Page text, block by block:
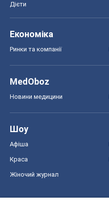
Дієти
Економіка
Ринки та компанії
MedOboz
Новини медицини
Шоу
Афіша
Краса
Жіночий журнал